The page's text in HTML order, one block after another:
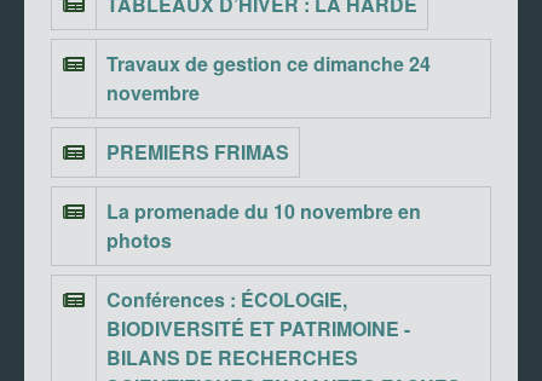
Travaux de gestion ce dimanche 24
novembre
PREMIERS FRIMAS
La promenade du 10 novembre en
photos
Conférences : ÉCOLOGIE,
BIODIVERSITÉ ET PATRIMOINE -
BILANS DE RECHERCHES